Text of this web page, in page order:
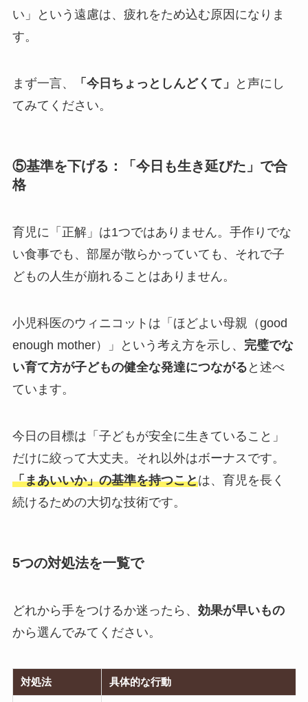
い」という遠慮は、疲れをため込む原因になりま
す。
まず一言、 「今日ちょっとしんどくて」
と声にし
てみてください。
⑤基準を下げる：「今日も生き延びた」で合
格
育児に「正解」は1つではありません。手作りでな
い食事でも、部屋が散らかっていても、それで子
どもの人生が崩れることはありません。
小児科医のウィニコットは「ほどよい母親（good
enough mother）」という考え方を示し、 完璧でな
い育て方が子どもの健全な発達につながる と述べ
ています。
今日の目標は「子どもが安全に生きていること」
だけに絞って大丈夫。それ以外はボーナスです。
「まあいいか」の基準を持つことは、育児を長く
続けるための大切な技術です。
5つの対処法を一覧で
どれから手をつけるか迷ったら、 効果が早いもの
から選んでみてください。
対処法 具体的な行動